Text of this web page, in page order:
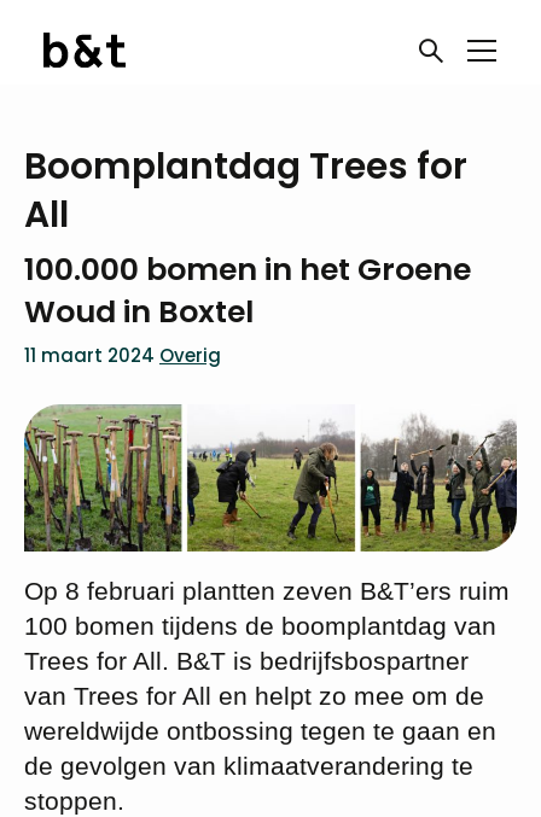
Boomplantdag Trees for
All
100.000 bomen in het Groene
Woud in Boxtel
11 maart 2024 Overig
Op 8 februari plantten zeven B&T’ers ruim
100 bomen tijdens de boomplantdag van
Trees for All. B&T is bedrijfsbospartner
van Trees for All en helpt zo mee om de
wereldwijde ontbossing tegen te gaan en
de gevolgen van klimaatverandering te
stoppen.